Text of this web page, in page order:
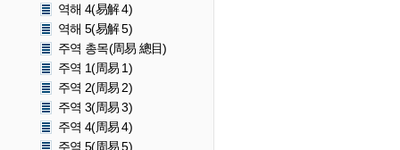
역해 4(易解 4)
역해 5(易解 5)
주역 총목(周易 總目)
주역 1(周易 1)
주역 2(周易 2)
주역 3(周易 3)
주역 4(周易 4)
주역 5(周易 5)